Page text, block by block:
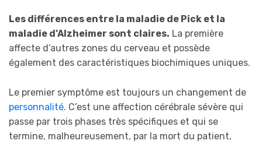
Les différences entre la maladie de Pick et la
maladie d’Alzheimer sont claires. La première
affecte d’autres zones du cerveau et possède
également des caractéristiques biochimiques uniques.
Le premier symptôme est toujours un changement de
personnalité. C’est une affection cérébrale sévère qui
passe par trois phases très spécifiques et qui se
termine, malheureusement, par la mort du patient,